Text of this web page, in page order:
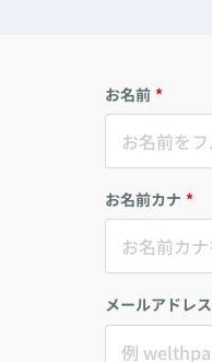
お名前 *
お名前カナ *
メールアドレス